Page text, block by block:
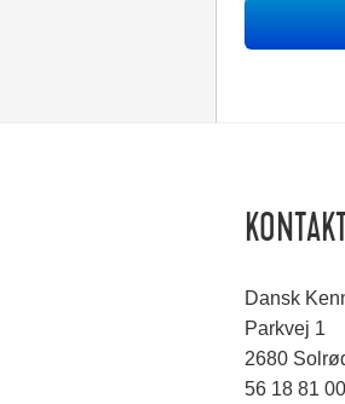
Dansk
Parkvej 1
2680
56 18 81 00